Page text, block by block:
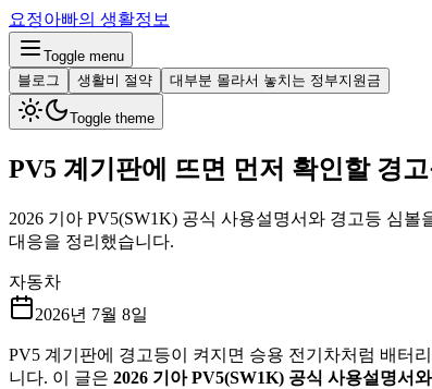
요정아빠의 생활정보
Toggle menu
블로그
생활비 절약 대부분 몰라서 놓치는 정부지원금
Toggle theme
PV5 계기판에 뜨면 먼저 확인할 경고
2026 기아 PV5(SW1K) 공식 사용설명서와 경고등 심
대응을 정리했습니다.
자동차
2026년 7월 8일
PV5 계기판에 경고등이 켜지면 승용 전기차처럼 배터
니다. 이 글은 2026 기아 PV5(SW1K) 공식 사용설명서